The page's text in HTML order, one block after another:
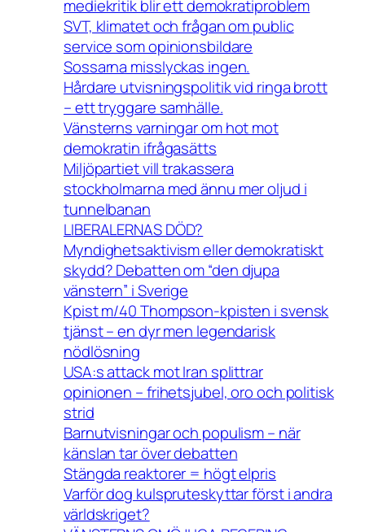
mediekritik blir ett demokratiproblem
SVT, klimatet och frågan om public
service som opinionsbildare
Sossarna misslyckas ingen.
Hårdare utvisningspolitik vid ringa brott
– ett tryggare samhälle.
Vänsterns varningar om hot mot
demokratin ifrågasätts
Miljöpartiet vill trakassera
stockholmarna med ännu mer oljud i
tunnelbanan
LIBERALERNAS DÖD?
Myndighetsaktivism eller demokratiskt
skydd? Debatten om “den djupa
vänstern” i Sverige
Kpist m/40 Thompson-kpisten i svensk
tjänst – en dyr men legendarisk
nödlösning
USA:s attack mot Iran splittrar
opinionen – frihetsjubel, oro och politisk
strid
Barnutvisningar och populism – när
känslan tar över debatten
Stängda reaktorer = högt elpris
Varför dog kulspruteskyttar först i andra
världskriget?